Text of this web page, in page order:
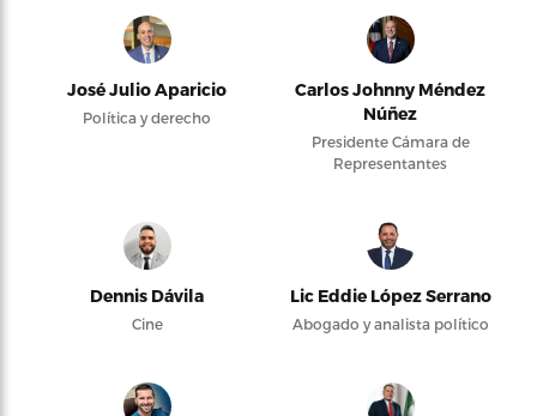
José Julio Aparicio
Política y derecho
Carlos Johnny Méndez
Núñez
Presidente Cámara de
Representantes
Dennis Dávila
Cine
Lic Eddie López Serrano
Abogado y analista político